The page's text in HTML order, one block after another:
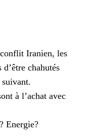
Iranien, les
chahutés
à l’achat avec
Energie?